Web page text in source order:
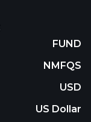
FUND
NMFQS
USD
US Dollar